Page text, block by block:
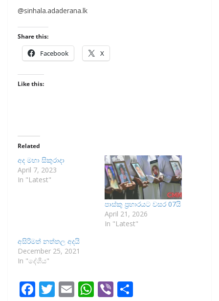
@sinhala.adaderana.lk
Share this:
Facebook X
Like this:
Related
අද මහා සිකුරාදා
April 7, 2023
In "Latest"
පාස්කු ප්‍රහාරයට වසර 07යි
April 21, 2026
In "Latest"
අසිරිමත් නත්තල අදයි
December 25, 2021
In "දේශීය"
F T E W Vi